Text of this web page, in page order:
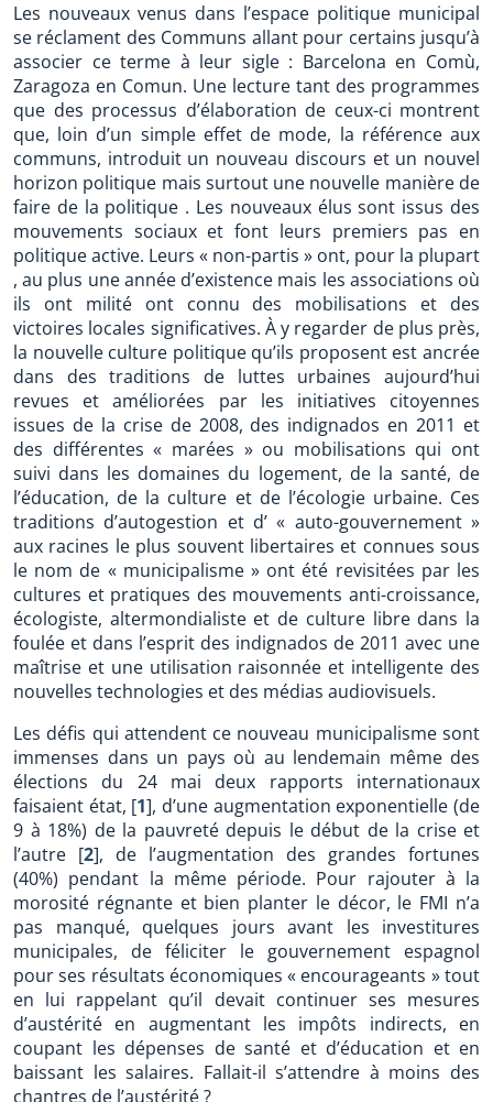
Les nouveaux venus dans l’espace politique municipal
se réclament des Communs allant pour certains jusqu’à
associer ce terme à leur sigle : Barcelona en Comù,
Zaragoza en Comun. Une lecture tant des programmes
que des processus d’élaboration de ceux-ci montrent
que, loin d’un simple effet de mode, la référence aux
communs, introduit un nouveau discours et un nouvel
horizon politique mais surtout une nouvelle manière de
faire de la politique . Les nouveaux élus sont issus des
mouvements sociaux et font leurs premiers pas en
politique active. Leurs « non-partis » ont, pour la plupart
, au plus une année d’existence mais les associations où
ils ont milité ont connu des mobilisations et des
victoires locales significatives. À y regarder de plus près,
la nouvelle culture politique qu’ils proposent est ancrée
dans des traditions de luttes urbaines aujourd’hui
revues et améliorées par les initiatives citoyennes
issues de la crise de 2008, des indignados en 2011 et
des différentes « marées » ou mobilisations qui ont
suivi dans les domaines du logement, de la santé, de
l’éducation, de la culture et de l’écologie urbaine. Ces
traditions d’autogestion et d’ « auto-gouvernement »
aux racines le plus souvent libertaires et connues sous
le nom de « municipalisme » ont été revisitées par les
cultures et pratiques des mouvements anti-croissance,
écologiste, altermondialiste et de culture libre dans la
foulée et dans l’esprit des indignados de 2011 avec une
maîtrise et une utilisation raisonnée et intelligente des
nouvelles technologies et des médias audiovisuels.
Les défis qui attendent ce nouveau municipalisme sont
immenses dans un pays où au lendemain même des
élections du 24 mai deux rapports internationaux
faisaient état, [1], d’une augmentation exponentielle (de
9 à 18%) de la pauvreté depuis le début de la crise et
l’autre [2], de l’augmentation des grandes fortunes
(40%) pendant la même période. Pour rajouter à la
morosité régnante et bien planter le décor, le FMI n’a
pas manqué, quelques jours avant les investitures
municipales, de féliciter le gouvernement espagnol
pour ses résultats économiques « encourageants » tout
en lui rappelant qu’il devait continuer ses mesures
d’austérité en augmentant les impôts indirects, en
coupant les dépenses de santé et d’éducation et en
baissant les salaires. Fallait-il s’attendre à moins des
chantres de l’austérité ?